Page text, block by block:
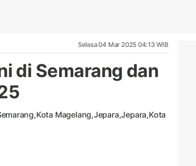
Selasa 04 Mar 2025 04:13 WIB
di Semarang dan
Magelang,Jepara,Jepara,Kota